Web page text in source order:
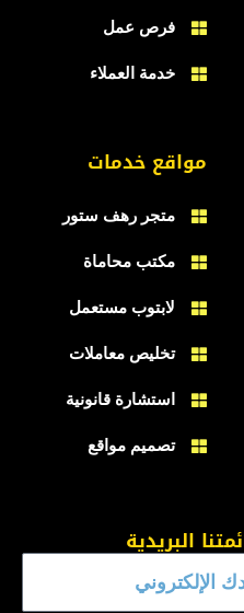
فرص عمل
خدمة العملاء
مواقع خدمات
متجر رهف ستور
مكتب محاماة
لابتوب مستعمل
تخليص معاملات
استشارة قانونية
تصميم مواقع
البريدية